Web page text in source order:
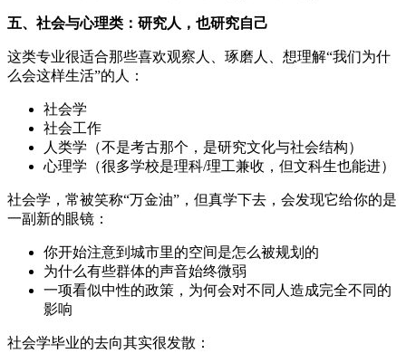
五、社会与心理类：研究人，也研究自己
这类专业很适合那些喜欢观察人、琢磨人、想理解“我们为什
么会这样生活”的人：
社会学
社会工作
人类学（不是考古那个，是研究文化与社会结构）
心理学（很多学校是理科/理工兼收，但文科生也能进）
社会学，常被笑称“万金油”，但真学下去，会发现它给你的是
一副新的眼镜：
你开始注意到城市里的空间是怎么被规划的
为什么有些群体的声音始终微弱
一项看似中性的政策，为何会对不同人造成完全不同的
影响
社会学毕业的去向其实很发散：